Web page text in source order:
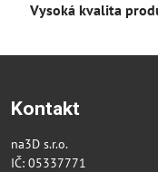
Vysoká kvalita
Kontakt
na3D s.r.o.
IČ: 05337771